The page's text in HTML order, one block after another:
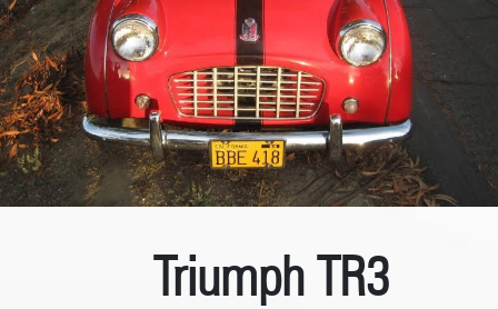
Triumph TR3